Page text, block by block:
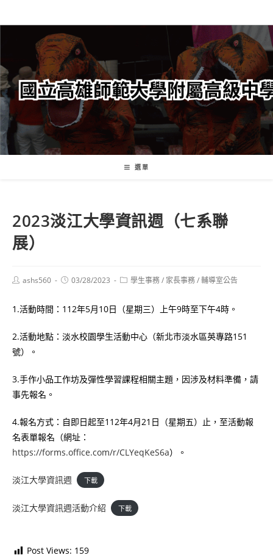
轉
要
內
容
選單
2023淡江大學資訊週（七系聯
展）
Postashs560
Post03/28/2023
Post學生事務/ 家長事務/輔導室公告
1.活動時間：112年5月10日（星期三）上午9時至下午4時。
2.活動地點：淡水校園學生活動中心（新北市淡水區英專路151
號）。
3.手作小品工作坊及彈性學習課程相關主題，因涉及材料準備，請
事先報名。
4.報名方式：自即日起至112年4月21日（星期五）止，至活動報
名表單報名（網址：
https://forms.office.com/r/CLYeqKeS6a）。
淡江大學資訊週 下載
淡江大學資訊週活動介紹 下載
Post Views: 159